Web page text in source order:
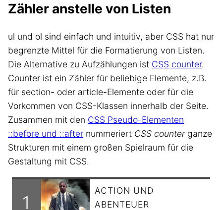
Zähler anstelle von Listen
ul und ol sind einfach und intuitiv, aber CSS hat nur
begrenzte Mittel für die Formatierung von Listen.
Die Alternative zu Aufzählungen ist CSS counter.
Counter ist ein Zähler für beliebige Elemente, z.B.
für section- oder article-Elemente oder für die
Vorkommen von CSS-Klassen innerhalb der Seite.
Zusammen mit den CSS Pseudo-Elementen
::before und ::after nummeriert CSS counterganze
Strukturen mit einem großen Spielraum für die
Gestaltung mit CSS.
ACTION UND
ABENTEUER